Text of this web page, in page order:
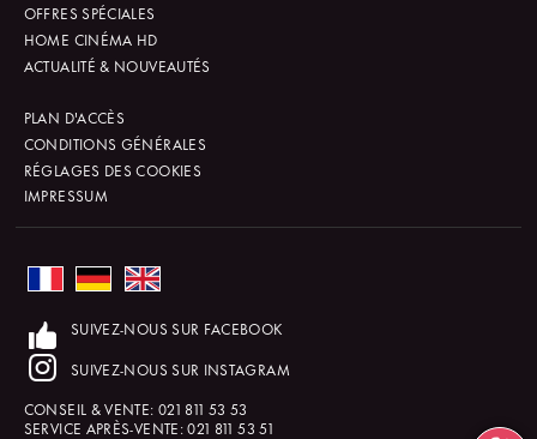
OFFRES SPÉCIALES
HOME CINÉMA HD
ACTUALITÉ & NOUVEAUTÉS
PLAN D'ACCÈS
CONDITIONS GÉNÉRALES
RÉGLAGES DES COOKIES
IMPRESSUM
SUIVEZ-NOUS SUR FACEBOOK
SUIVEZ-NOUS SUR INSTAGRAM
CONSEIL & VENTE: 021 811 53 53
SERVICE APRÈS-VENTE:021 811 53 51